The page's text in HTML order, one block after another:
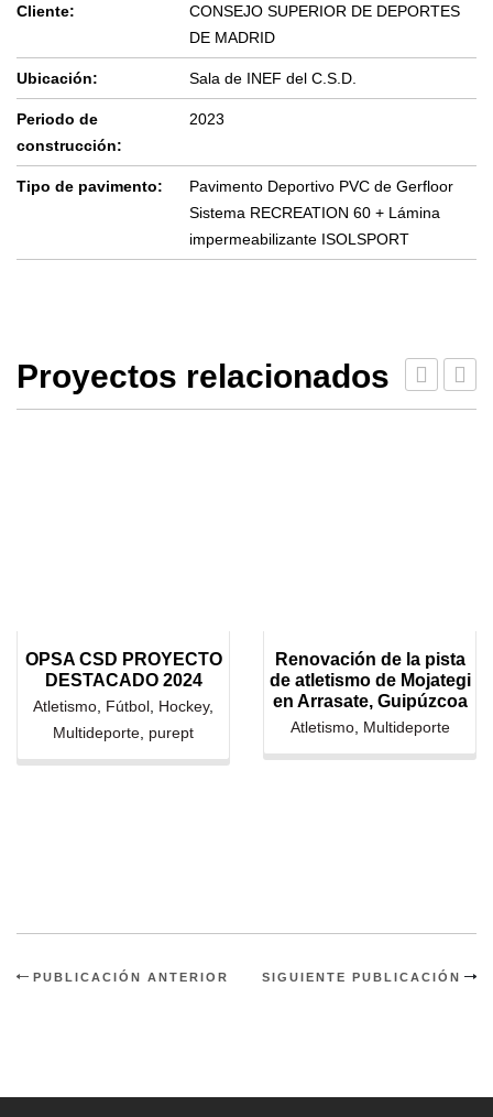
Cliente:
CONSEJO SUPERIOR DE DEPORTES
DE MADRID
Ubicación: Sala de INEF del C.S.D.
Periodo de
construcción:
2023
Tipo de pavimento:
Pavimento Deportivo PVC de Gerfloor
Sistema RECREATION 60 + Lámina
impermeabilizante ISOLSPORT
Proyectos relacionados
OPSA CSD PROYECTO
DESTACADO 2024
Atletismo Fútbol Hockey,
Multideporte purept
Renovación de la pista
de atletismo de Mojategi
en Arrasate, Guipúzcoa
Atletismo, Multideporte
PUBLICACIÓN ANTERIOR SIGUIENTE PUBLICACIÓN